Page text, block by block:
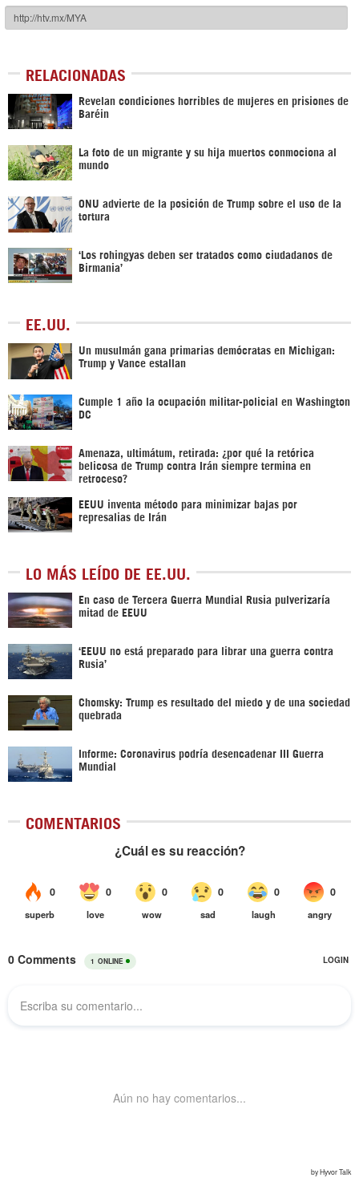
RELACIONADAS
Revelan condiciones horribles de mujeres en prisiones de
Baréin
La foto de un migrante y su hija muertos conmociona al
mundo
ONU advierte de la posición de Trump sobre el uso de la
tortura
‘Los rohingyas deben ser tratados como ciudadanos de
Birmania’
EE.UU.
Un musulmán gana primarias demócratas en Michigan:
Trump y Vance estallan
Cumple 1 año la ocupación militar-policial en Washington
DC
Amenaza, ultimátum, retirada: ¿por qué la retórica
belicosa de Trump contra Irán siempre termina en
retroceso?
EEUU inventa método para minimizar bajas por
represalias de Irán
LO MÁS LEÍDO DE EE.UU.
En caso de Tercera Guerra Mundial Rusia pulverizaría
mitad de EEUU
‘EEUU no está preparado para librar una guerra contra
Rusia’
Chomsky: Trump es resultado del miedo y de una sociedad
quebrada
Informe: Coronavirus podría desencadenar III Guerra
Mundial
COMENTARIOS